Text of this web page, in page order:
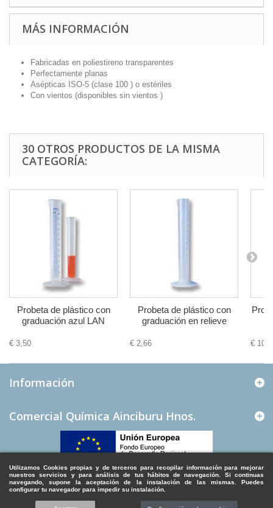
Utilizamos Cookies propias y de terceros para recopilar información para mejorar
nuestros servicios y para análisis de tus hábitos de navegación. Si continuas
navegando, supone la aceptación de la instalación de las mismas. Puedes
configurar tu navegador para impedir su instalación.
MÁS INFORMACIÓN
Fabricadas en poliestireno transparentes
Perfectamente planas
Asépticas ISO-5 (clase 100 ) o estériles
Con vientos (disponibles sin vientos )
30 OTROS PRODUCTOS DE LA MISMA
CATEGORÍA:
Probeta de plástico con
graduación azul LAN
€ 3,50
Probeta de plástico con
graduación en relieve
€ 2,66 €
Información
Comercial Química Ainciburu Hnos.